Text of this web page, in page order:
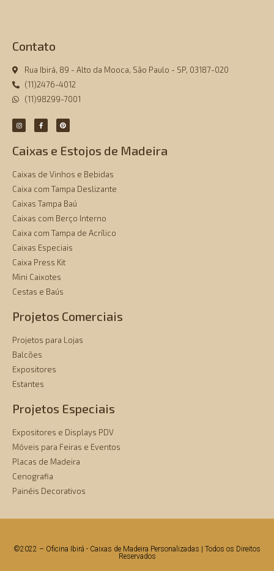
Contato
Rua Ibirá, 89 - Alto da Mooca, São Paulo - SP, 03187-020
(11)2476-4012
(11)98299-7001
Caixas e Estojos de Madeira
Caixas de Vinhos e Bebidas
Caixa com Tampa Deslizante
Caixas Tampa Baú
Caixas com Berço Interno
Caixa com Tampa de Acrílico
Caixas Especiais
Caixa Press Kit
Mini Caixotes
Cestas e Baús
Projetos Comerciais
Projetos para Lojas
Balcões
Expositores
Estantes
Projetos Especiais
Expositores e Displays PDV
Móveis para Feiras e Eventos
Placas de Madeira
Cenografia
Painéis Decorativos
©2022 – Oficina Ibirá - Caixas de Madeira Personalizadas | Todos os Direitos
Reservados